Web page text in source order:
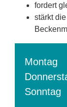
fordert
stärkt
Montag
Sonntag